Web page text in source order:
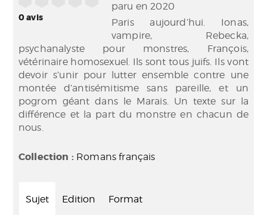
0avis
paru en 2020
Paris aujourd’hui. Ionas,
vampire, Rebecka,
psychanalyste pour monstres, François,
vétérinaire homosexuel. Ils sont tous juifs. Ils vont
devoir s’unir pour lutter ensemble contre une
montée d’antisémitisme sans pareille, et un
pogrom géant dans le Marais. Un texte sur la
différence et la part du monstre en chacun de
nous.
Collection : Romans français
Sujet Edition Format